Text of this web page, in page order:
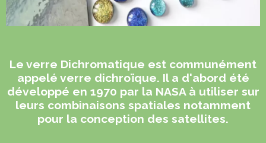
Le verre Dichromatique est communément
appelé verre dichroïque. Il a d'abord été
développé en 1970 par la NASA à utiliser sur
leurs combinaisons spatiales notamment
pour la conception des satellites.